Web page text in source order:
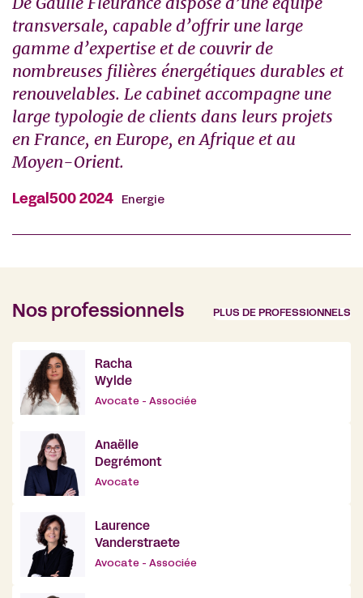
transversale, capable d’offrir une large
gamme d’expertise et de couvrir de
nombreuses filières énergétiques durables et
renouvelables. Le cabinet accompagne une
large typologie de clients dans leurs projets
en France, en Europe, en Afrique et au
Moyen-Orient.
Legal500 2024 Energie
Nos professionnels PLUS DE PROFESSIONNELS
Racha
Wylde
Avocate - Associée
Anaëlle
Degrémont
Avocate
Laurence
Vanderstraete
Avocate - Associée